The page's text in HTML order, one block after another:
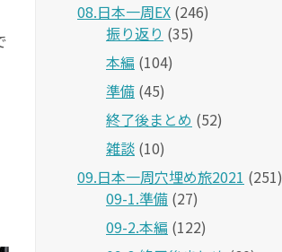
08.日本一周EX (246)
振り返り (35)
本編 (104)
準備 (45)
終了後まとめ (52)
雑談 (10)
09.日本一周穴埋め旅2021 (251)
09-1.準備 (27)
09-2.本編 (122)